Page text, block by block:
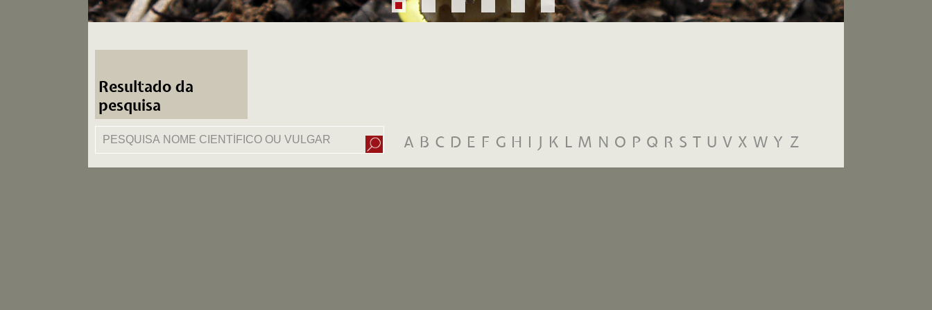
Resultado da
pesquisa
A B C D E F G H I J K L M N O P Q R S T U V X W Y Z